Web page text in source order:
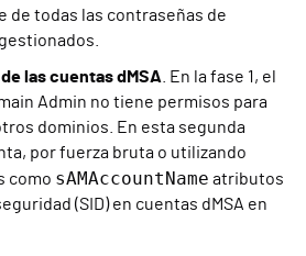
de todas las contraseñas de
las cuentas dMSA . En la fase 1, el
Admin no tiene permisos para
dominios. En esta segunda
por fuerza bruta o utilizando
como sAMAccountName atributos
(SID) en cuentas dMSA en